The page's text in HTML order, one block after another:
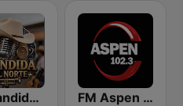
La Bandida del Norte FM Aspen 102.3